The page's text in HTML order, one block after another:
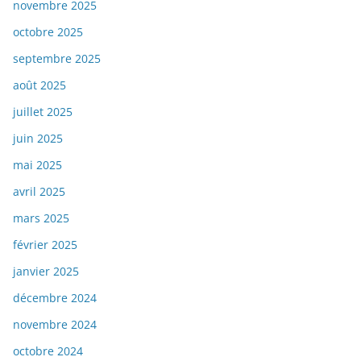
novembre 2025
octobre 2025
septembre 2025
août 2025
juillet 2025
juin 2025
mai 2025
avril 2025
mars 2025
février 2025
janvier 2025
décembre 2024
novembre 2024
octobre 2024